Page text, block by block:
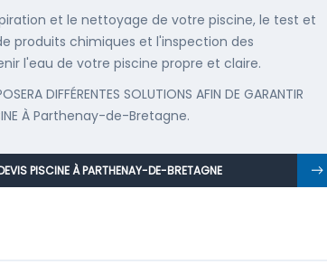
et le nettoyage de votre piscine, le test et
produits chimiques et l'inspection des
l'eau de votre piscine propre et claire.
DIFFÉRENTES SOLUTIONS AFIN DE GARANTIR
À Parthenay-de-Bretagne.
PISCINE À PARTHENAY-DE-BRETAGNE